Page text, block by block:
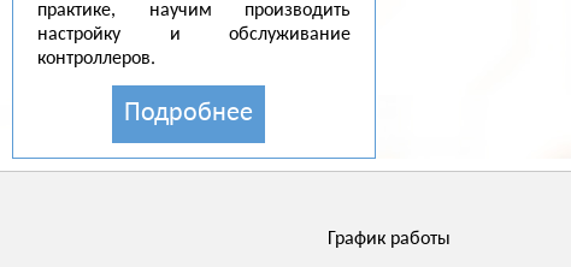
практике, научим производить
настройку и обслуживание
контроллеров.
Подробнее
График работы